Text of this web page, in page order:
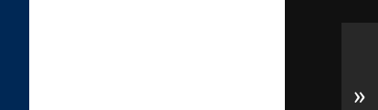
»